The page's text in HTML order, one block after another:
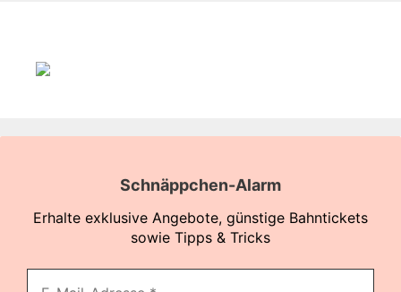
Schnäppchen-Alarm
Erhalte exklusive Angebote, günstige Bahntickets
sowie Tipps & Tricks